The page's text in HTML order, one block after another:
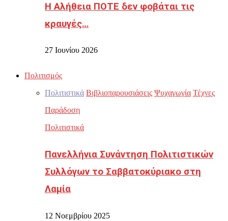
Η Αλήθεια ΠΟΤΕ δεν φοβάται τις
κραυγές…
27 Ιουνίου 2026
Πολιτισμός
Πολιτιστικά Βιβλιοπαρουσιάσεις Ψυχαγωγία Τέχνες
Παράδοση
Πολιτιστικά
Πανελλήνια Συνάντηση Πολιτιστικών
Συλλόγων το Σαββατοκύριακο στη
Λαμία
12 Νοεμβρίου 2025